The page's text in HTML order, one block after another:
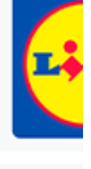
gazetkę
Blix!